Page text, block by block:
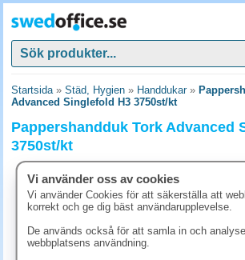
Startsida» Städ, Hygien » Handdukar»
Advanced Singlefold H3 3750st/kt
Pappershandduk Tork Advanced
3750st/kt
Vi använder oss av cookies
Vi använder Cookies för att säkerställa att
korrekt och ge dig bäst användarupplevelse.
De används också för att samla in och
webbplatsens användning.